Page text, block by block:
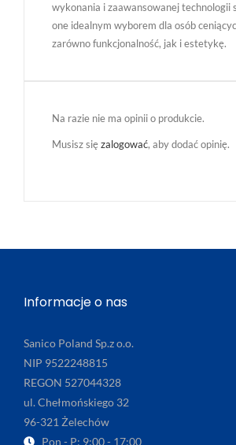
wykonania i zaawansowanej technologii
one idealnym wyborem dla osób
zarówno funkcjonalność, jak i estetykę.
Na razie nie ma opinii o produkcie.
Musisz sięzalogować, aby dodać opinię.
Informacje o nas
Sanico Poland Sp.z o.o.
NIP 9522248815
REGON 527044328
ul. Chełmońskiego 32
96-321 Żelechów
Pon - P: 9:00 - 17:00